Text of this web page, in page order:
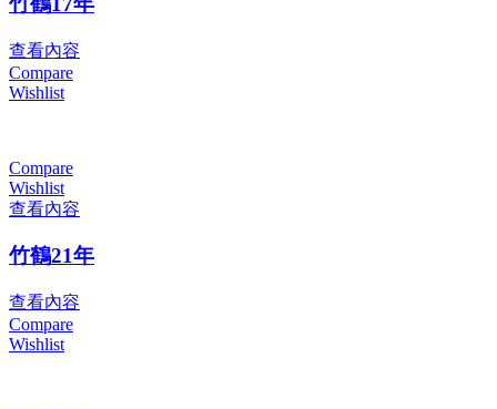
查看內容
Compare
Wishlist
Compare
Wishlist
查看內容
竹鶴21年
查看內容
Compare
Wishlist